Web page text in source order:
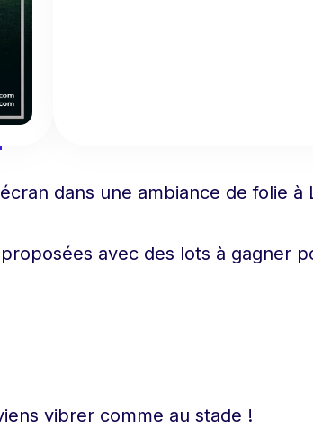
dans une ambiance de folie à
avec des lots à gagner
vibrer comme au stade !